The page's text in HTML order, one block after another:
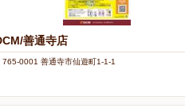
善通寺店
765-0001 善通寺市仙遊町1-1-1